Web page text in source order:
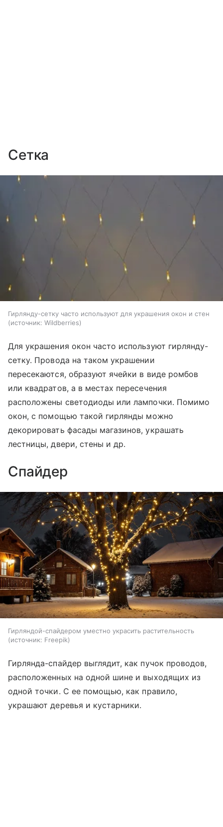
Сетка
Гирлянду-сетку часто используют для украшения окон и стен
источник: Wildberries
Для украшения окон часто используют гирлянду-
сетку. Провода на таком украшении
пересекаются, образуют ячейки в виде ромбов
или квадратов, а в местах пересечения
расположены светодиоды или лампочки. Помимо
окон, с помощью такой гирлянды можно
декорировать фасады магазинов, украшать
лестницы, двери, стены и др.
Спайдер
Гирляндой-спайдером уместно украсить растительность
источник: Freepik
Гирлянда-спайдер выглядит, как пучок проводов,
расположенных на одной шине и выходящих из
одной точки. С ее помощью, как правило,
украшают деревья и кустарники.